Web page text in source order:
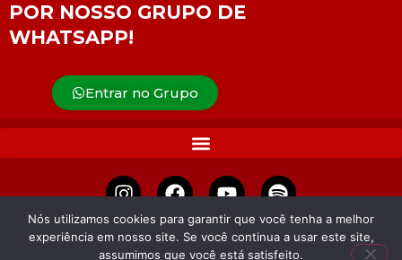
POR NOSSO GRUPO DE
WHATSAPP!
Entrar no Grupo
APOIE
Nós utilizamos cookies para garantir que você tenha a melhor
experiência em nosso site. Se você continua a usar este site,
assumimos que você está satisfeito.